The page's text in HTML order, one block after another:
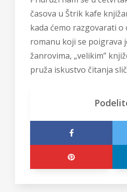
časova u Štrik kafe
kada ćemo razgovarati o
romanu koji se poigrava
žanrovima, „velikim”
pruža iskustvo čitanja